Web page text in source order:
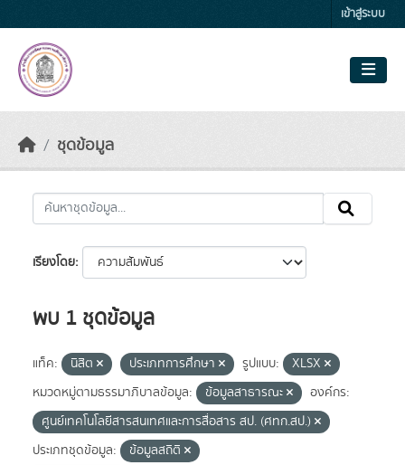
เข้าสู่ระบบ
ชุดข้อมูล
เรียงโดย
พบ 1 ชุดข้อมูล
แท็ค: นิสิต ประเภทการศึกษา รูปแบบ:
XLSX
หมวดหมู่ตามธรรมาภิบาลข้อมูล:
ข้อมูลสาธารณะ
องค์กร:
ศูนย์เทคโนโลยีสารสนเทศและการสื่อสาร สป. (ศทก.สป.)
ประเภทชุดข้อมูล:
ข้อมูลสถิติ